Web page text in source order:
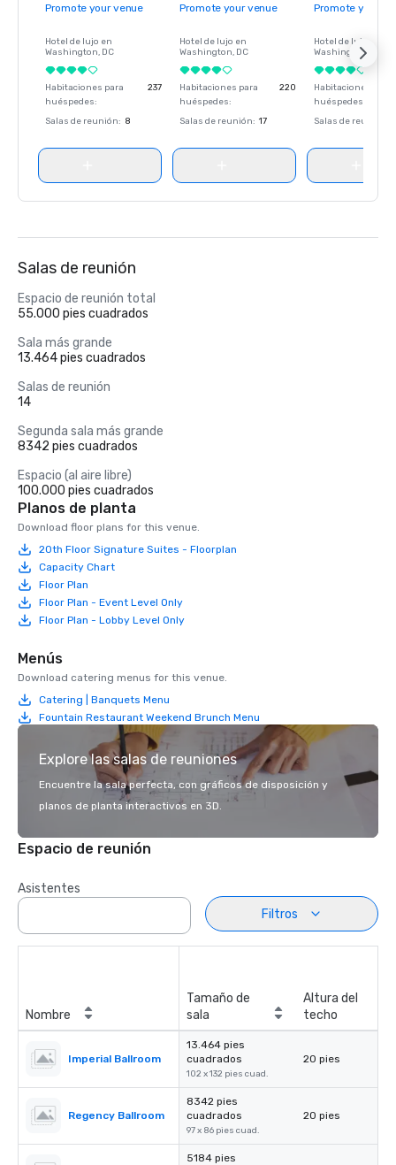
Promote your venue
Hotel de lujo en
Washington, DC
Habitaciones para
huéspedes:
237
Salas de reunión: 8
Promote your venue
Hotel de lujo en
Washington, DC
Habitaciones para
huéspedes:
220
Salas de reunión: 17
Promote your
Hotel de lujo en
Washington
Habitaciones para
huéspedes
Salas de reunión
Salas de reunión
Espacio de reunión total
55.000 pies cuadrados
Sala más grande
13.464 pies cuadrados
Salas de reunión
14
Segunda sala más grande
8342 pies cuadrados
Espacio (al aire libre)
100.000 pies cuadrados
Planos de planta
Download floor plans for this venue.
20th Floor Signature Suites - Floorplan
Capacity Chart
Floor Plan
Floor Plan - Event Level Only
Floor Plan - Lobby Level Only
Menús
Download catering menus for this venue.
Catering | Banquets Menu
Fountain Restaurant Weekend Brunch Menu
Explore las salas de reuniones
Encuentre la sala perfecta, con gráficos de disposición y
planos de planta interactivos en 3D.
Espacio de reunión
Asistentes
Filtros
Nombre
Tamaño de
sala
Altura del
techo
Imperial Ballroom
13.464 pies
cuadrados
102 x 132 pies cuad.
20 pies
Regency Ballroom
8342 pies
cuadrados
97 x 86 pies cuad.
20 pies
5184 pies